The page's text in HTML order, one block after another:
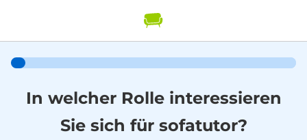
In welcher Rolle interessieren
Sie sich für sofatutor?